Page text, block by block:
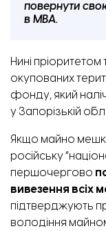
повернути
в МВА.
Нині пріоритетом
окупованих
фонду, який
у Запорізькій
Якщо майно
російську
першочергово
вивезення всіх
підтверджують
володіння